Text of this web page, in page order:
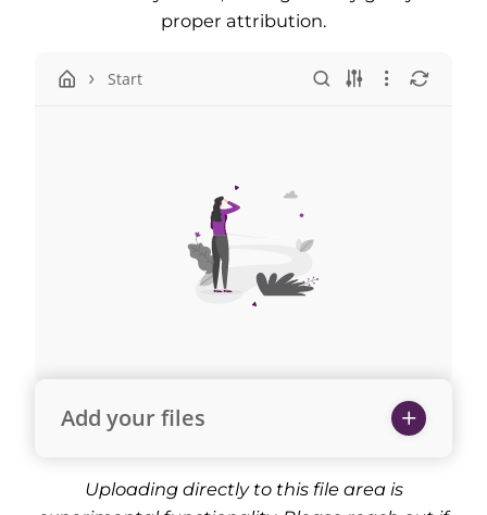
proper attribution.
Start
Add your files
Uploading directly to this file area is